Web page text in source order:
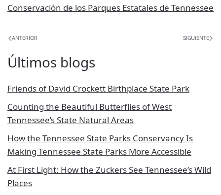
Conservación de los Parques Estatales de Tennessee
ANTERIOR SIGUIENTE
Últimos blogs
Friends of David Crockett Birthplace State Park
Counting the Beautiful Butterflies of West
Tennessee’s State Natural Areas
How the Tennessee State Parks Conservancy Is
Making Tennessee State Parks More Accessible
At First Light: How the Zuckers See Tennessee’s Wild
Places